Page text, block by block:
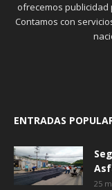
ofrecemos publicidad
Contamos con
ENTRADAS
25